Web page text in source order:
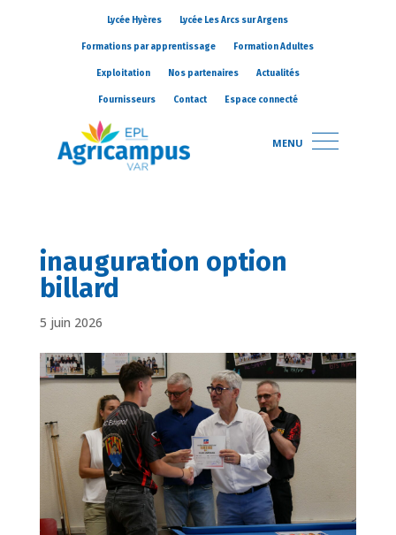
Lycée Hyères Lycée Les Arcs sur Argens
Formations par apprentissage Formation Adultes
Exploitation Nos partenaires Actualités
Fournisseurs Contact Espace connecté
MENU
inauguration option
billard
5 juin 2026